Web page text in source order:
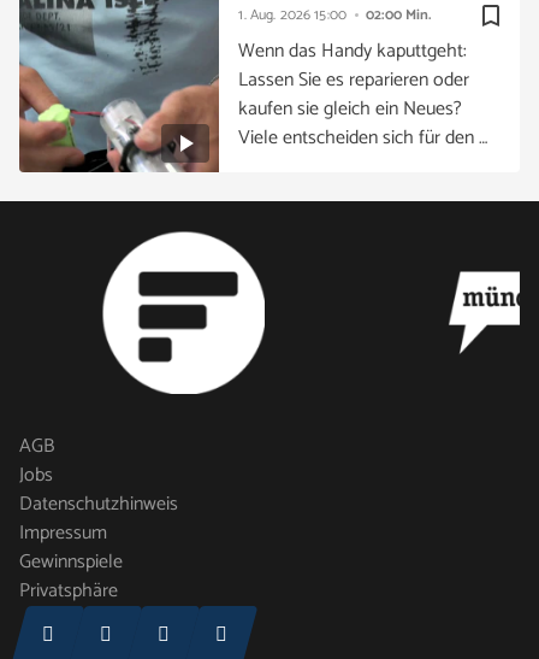
bookmark_border
1. Aug. 202615:00 02:00 Min.
Wenn das Handy kaputtgeht:
Lassen Sie es reparieren oder
kaufen sie gleich ein Neues?
Viele entscheiden sich für den …
AGB
Jobs
Datenschutzhinweis
Impressum
Gewinnspiele
Privatsphäre